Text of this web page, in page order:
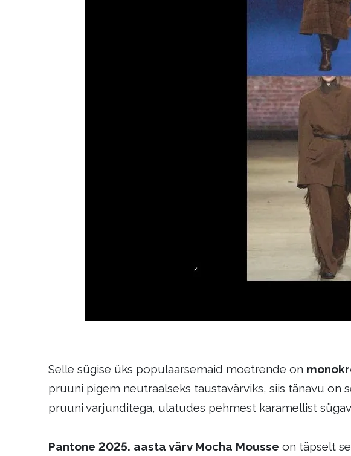
Selle sügise üks populaarsemaid moetrende on
pruuni pigem neutraalseks taustavärviks, siis tänavu
pruuni varjunditega, ulatudes pehmest karamellist
Pantone 2025. aasta värv Mocha Mousse on täpselt